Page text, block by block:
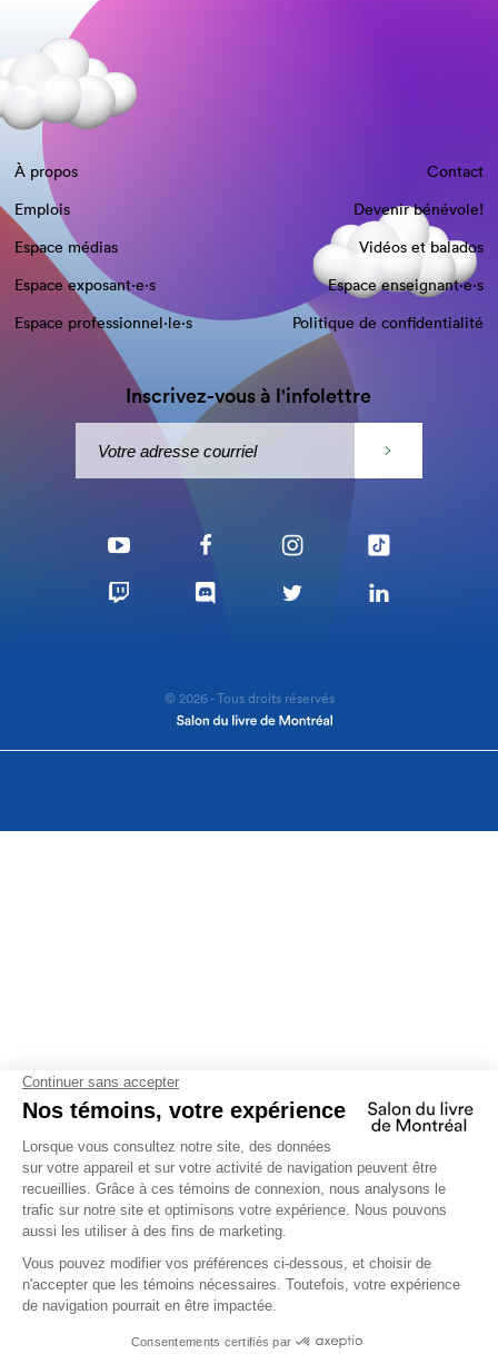
À propos
Contact
Emplois
Devenir bénévole!
Espace médias
Vidéos et balados
Espace exposant·e⋅s
Espace enseignant·e⋅s
Espace professionnel·le⋅s
Politique de confidentialité
Inscrivez-vous à l'infolettre
© 2026 - Tous droits réservés